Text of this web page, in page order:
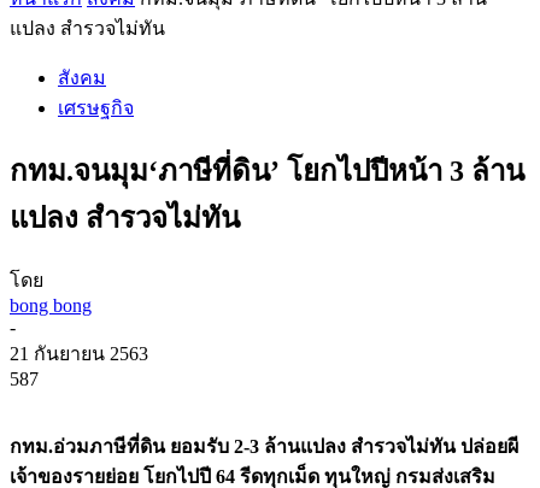
แปลง สำรวจไม่ทัน
สังคม
เศรษฐกิจ
กทม.จนมุม‘ภาษีที่ดิน’ โยกไปปีหน้า 3 ล้าน
แปลง สำรวจไม่ทัน
โดย
bong bong
-
21 กันยายน 2563
587
กทม.อ่วมภาษีที่ดิน ยอมรับ 2-3 ล้านแปลง สำรวจไม่ทัน ปล่อยผี
เจ้าของรายย่อย โยกไปปี 64 รีดทุกเม็ด ทุนใหญ่ กรมส่งเสริม